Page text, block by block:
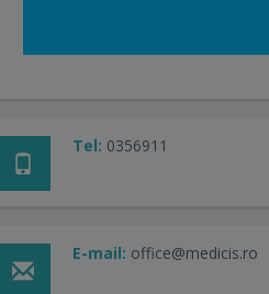
Tel: 0356911
E-mail: office@medicis.ro